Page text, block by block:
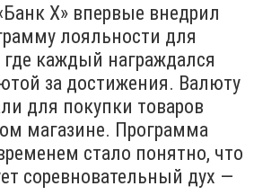
Х» впервые внедрил
лояльности для
где каждый награждался
за достижения. Валюту
для покупки товаров
магазине. Программа
стало понятно, что
соревновательный дух —